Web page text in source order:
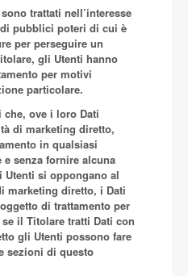
trattati nell’interesse
pubblici poteri di cui è
per perseguire un
gli Utenti hanno
per motivi
particolare.
che, ove i loro Dati
di marketing diretto,
in qualsiasi
senza fornire alcuna
si oppongano al
marketing diretto, i Dati
di trattamento per
il Titolare tratti Dati con
gli Utenti possono fare
sezioni di questo